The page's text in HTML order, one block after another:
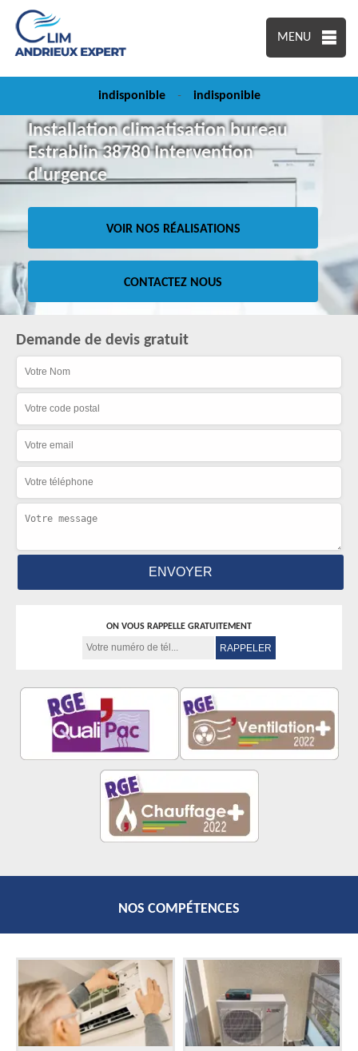
MENU
indisponible - indisponible
Installation climatisation bureau
Estrablin 38780 Intervention
d'urgence
VOIR NOS RÉALISATIONS
CONTACTEZ NOUS
Demande de devis gratuit
ON VOUS RAPPELLE GRATUITEMENT
NOS COMPÉTENCES